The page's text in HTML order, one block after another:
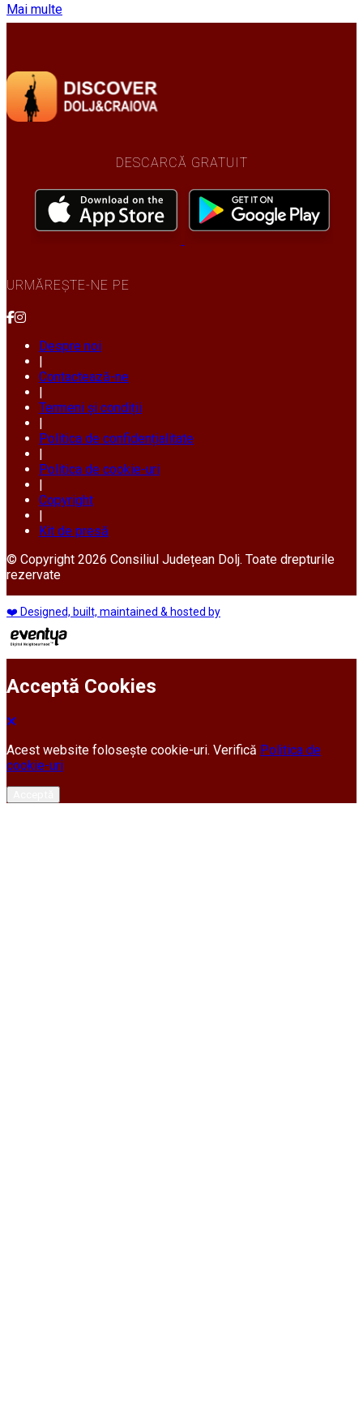
Mai multe
DESCARCĂ GRATUIT
URMĂREȘTE-NE PE
Despre noi
|
Contactează-ne
|
Termeni și condiții
|
Politica de confidențialitate
|
Politica de cookie-uri
|
Copyright
|
Kit de presă
© Copyright 2026 Consiliul Județean Dolj. Toate drepturile
rezervate
❤️ Designed, built, maintained & hosted by
Acceptă Cookies
Acest website folosește cookie-uri. Verifică Politica de
cookie-uri